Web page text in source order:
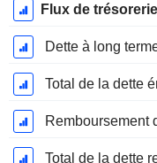
Flux de
Dette à long
Total de la dette
Remboursement
Total de la dette